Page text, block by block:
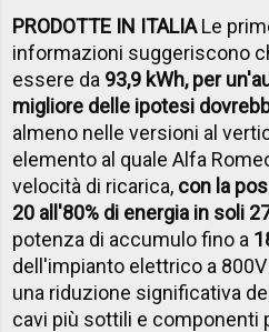
PRODOTTE IN ITALIALe
informazioni suggeriscono
essere da 93,9 kWh, per
migliore delle ipotesi
almeno nelle versioni al
elemento al quale Alfa
velocità di ricarica, con la
20 all'80% di energia in soli
potenza di accumulo fino a
dell'impianto elettrico a
una riduzione significativa
cavi più sottili e componenti